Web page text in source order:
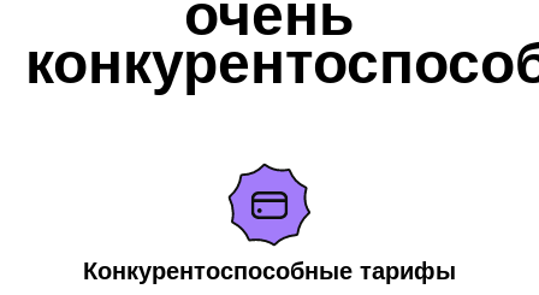
очень
Конкурентоспособные тарифы